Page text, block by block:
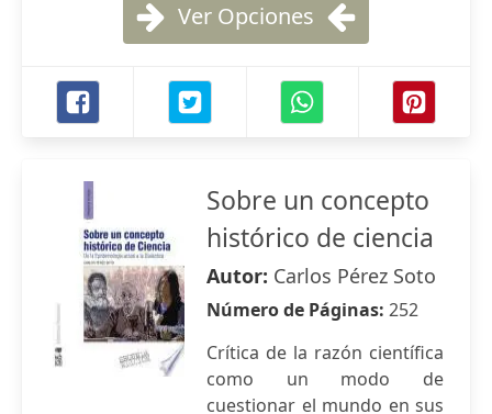
Ver Opciones
Sobre un concepto
histórico de ciencia
Autor: Carlos Pérez Soto
Número de Páginas: 252
Crítica de la razón científica
como un modo de
cuestionar el mundo en sus